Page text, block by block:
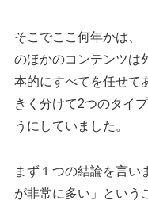
そこでここ何年かは、
のほかのコンテンツは
本的にすべてを任せて
きく分けて2つのタイ
うにしていました。
まず１つの結論を言い
が非常に多い」という